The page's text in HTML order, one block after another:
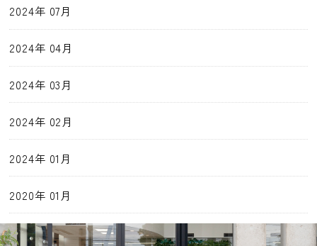
2024年 07月
2024年 04月
2024年 03月
2024年 02月
2024年 01月
2020年 01月